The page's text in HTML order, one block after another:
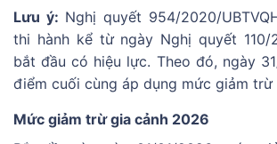
Lưu ý: Nghị quyết 954/2020/
thi hành kể từ ngày Nghị quyết 110/
bắt đầu có hiệu lực. Theo đó, ngày
điểm cuối cùng áp dụng mức giảm trừ
Mức giảm trừ gia cảnh 2026